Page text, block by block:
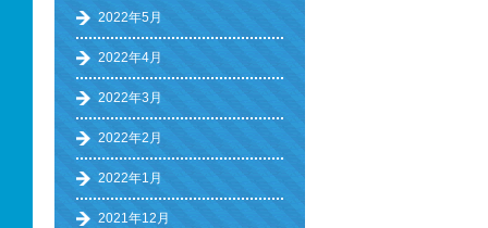
2022年5月
2022年4月
2022年3月
2022年2月
2022年1月
2021年12月